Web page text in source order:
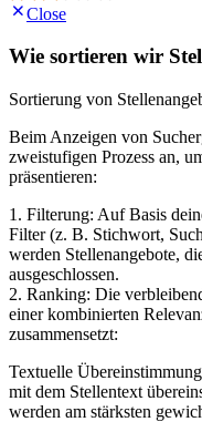
Close
Wie sortieren wir
Sortierung von
Beim Anzeigen von
zweistufigen Prozess an,
präsentieren:
1. Filterung: Auf Basis
Filter (z. B. Stichwort,
werden Stellenangebote,
ausgeschlossen.
2. Ranking: Die
einer kombinierten
zusammensetzt:
Textuelle
mit dem Stellentext
werden am stärksten